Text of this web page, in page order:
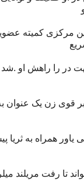
مرکزی کمیته
در را راهش او .شد
قوی زن یک عنوان
همراه به ثریا
تا رفت مریلند